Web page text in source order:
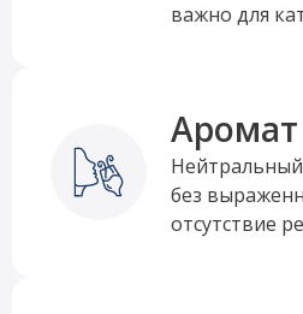
важно для
Аромат
без
отсутствие